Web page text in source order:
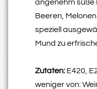
angenehm süße
Beeren,
speziell
Mund zu
Zutaten: E420,
weniger von: